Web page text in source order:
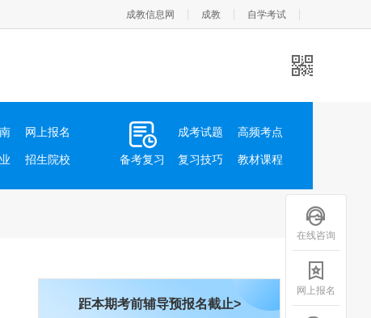
成教信息网 成教 自学考试
网上报名
招生院校 备考复习
成考试题 高频考点
复习技巧 教材课程
距本期考前辅导预报名截止>
在线咨询
网上报名